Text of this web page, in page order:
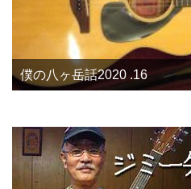
僕の八ヶ岳話2020 .16